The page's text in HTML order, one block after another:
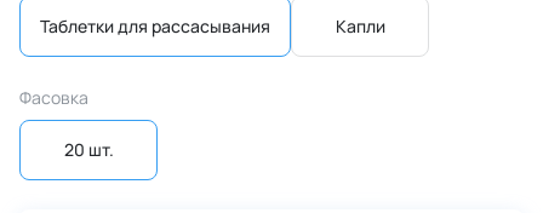
Таблетки для рассасывания Капли
Фасовка
20 шт.